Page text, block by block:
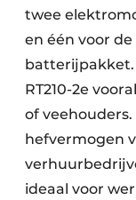
twee
en één voor
batterijpakket.
RT210-2e
of veehouders.
hefvermogen
ideaal voor